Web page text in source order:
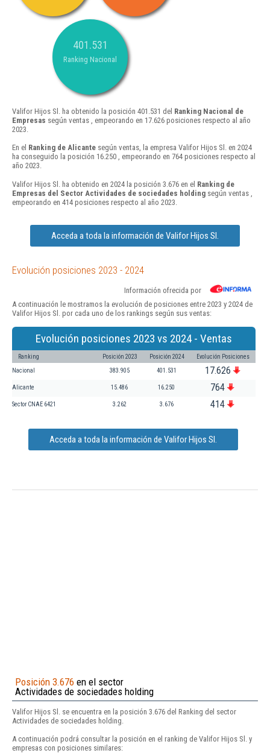
401.531
Ranking Nacional
Valifor Hijos Sl. ha obtenido la posición 401.531 del Ranking Nacional de
Empresas según ventas , empeorando en 17.626 posiciones respecto al año
2023.
En el Ranking de Alicante según ventas, la empresa Valifor Hijos Sl. en 2024
ha conseguido la posición 16.250 , empeorando en 764 posiciones respecto al
año 2023.
Valifor Hijos Sl. ha obtenido en 2024 la posición 3.676 en el Ranking de
Empresas del Sector Actividades de sociedades holding según ventas ,
empeorando en 414 posiciones respecto al año 2023.
Acceda a toda la información de Valifor Hijos Sl.
Evolución posiciones 2023 - 2024
Información ofrecida por
A continuación le mostramos la evolución de posiciones entre 2023 y 2024 de
Valifor Hijos Sl. por cada uno de los rankings según sus ventas:
Evolución posiciones 2023 vs 2024 - Ventas
Ranking Posición 2023 Posición 2024 Evolución Posiciones
Nacional 383.905 401.531 17.626
Alicante 15.486 16.250 764
Sector CNAE 6421 3.262 3.676 414
Acceda a toda la información de Valifor Hijos Sl.
Posición 3.676 en el sector
Actividades de sociedades holding
Valifor Hijos Sl. se encuentra en la posición 3.676 del Ranking del sector
Actividades de sociedades holding.
A continuación podrá consultar la posición en el ranking de Valifor Hijos Sl. y
empresas con posiciones similares: